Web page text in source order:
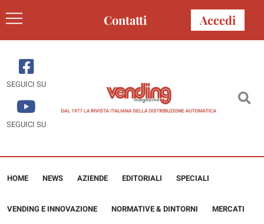
Contatti Accedi
SEGUICI SU
SEGUICI SU
HOME NEWS AZIENDE EDITORIALI SPECIALI
VENDING E INNOVAZIONE NORMATIVE & DINTORNI MERCATI